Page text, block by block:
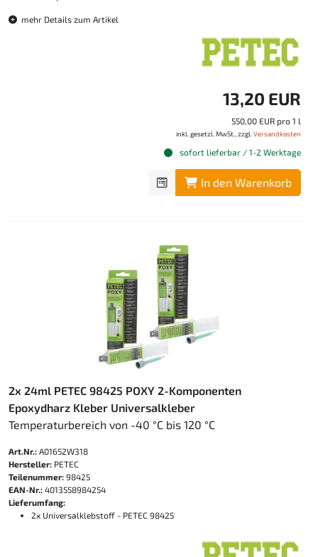
mehr Details zum Artikel
13,20 EUR
550,00 EUR pro 1 l
inkl. gesetzl. MwSt., zzgl. Versandkosten
sofort lieferbar / 1-2 Werktage
In den Warenkorb
2x 24ml PETEC 98425 POXY 2-Komponenten
Epoxydharz Kleber Universalkleber
Temperaturbereich von -40 °C bis 120 °C
Art.Nr.: A01652W318
Hersteller: PETEC
Teilenummer: 98425
EAN-Nr.: 4013558984254
Lieferumfang:
2x Universalklebstoff - PETEC 98425